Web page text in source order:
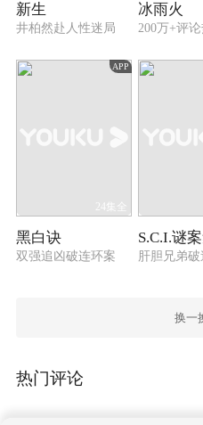
新生
井柏然赴人性迷局
冰雨火
200万+评
APP
24集全
黑白诀
双强追凶破连环案
S.C.I.谜
肝胆兄弟破
换一
热门评论